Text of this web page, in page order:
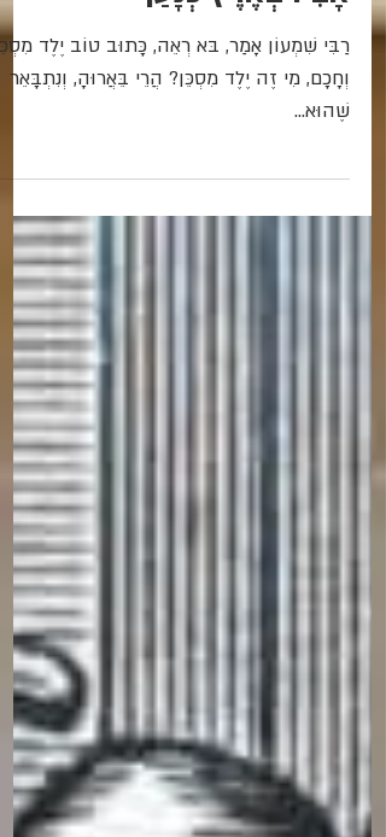
אָבִיו בְּאֶרֶץ כְּנָעַן"
רַבִּי שִׁמְעוֹן אָמַר, בּא רְאֵה, כָּתוּב טוֹב יֶלֶד
וְחָכָם, מִי זֶה יֶלֶד מִסְכֵּן? הֲרֵי בֵּאֲרוּהָ, וְנִתְבָּאֵר